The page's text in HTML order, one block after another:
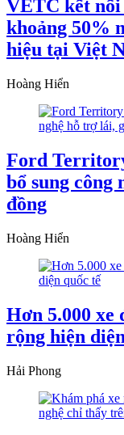
VETC kết nối
khoảng 50%
hiệu tại Việt
Hoàng Hiển
Ford
bổ sung công
đồng
Hoàng Hiển
Hơn 5.000 xe
rộng hiện
Hải Phong